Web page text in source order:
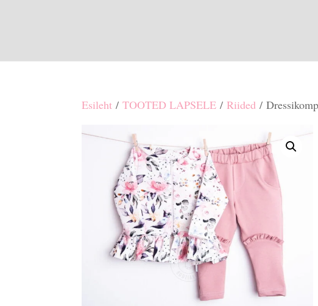
Esileht /TOOTED LAPSELE /Riided /